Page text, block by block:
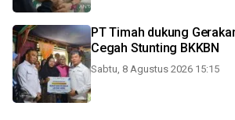
PT Timah dukung
Cegah Stunting BKKBN
Sabtu, 8 Agustus 2026 15:15